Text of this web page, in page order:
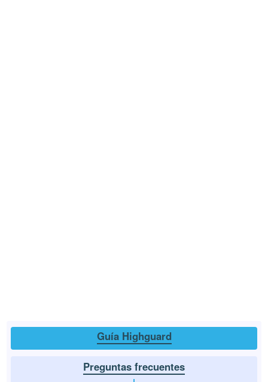
Guía Highguard
Preguntas frecuentes